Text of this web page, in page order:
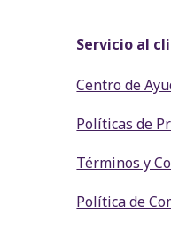
Servicio al
Centro de
Políticas de
Términos y
Política de